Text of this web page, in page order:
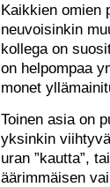
Kaikkien omien
neuvoisinkin
kollega on
on helpompaa
monet
Toinen asia on
yksinkin
uran ”kautta”,
äärimmäisen